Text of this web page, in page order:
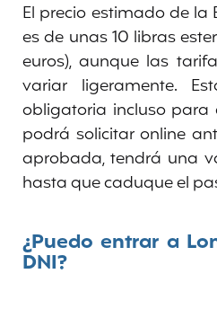
El precio estimado de la
es de unas 10 libras
euros), aunque las
variar ligeramente.
obligatoria incluso para
podrá solicitar online
aprobada, tendrá una
hasta que caduque el
¿Puedo entrar a
DNI?